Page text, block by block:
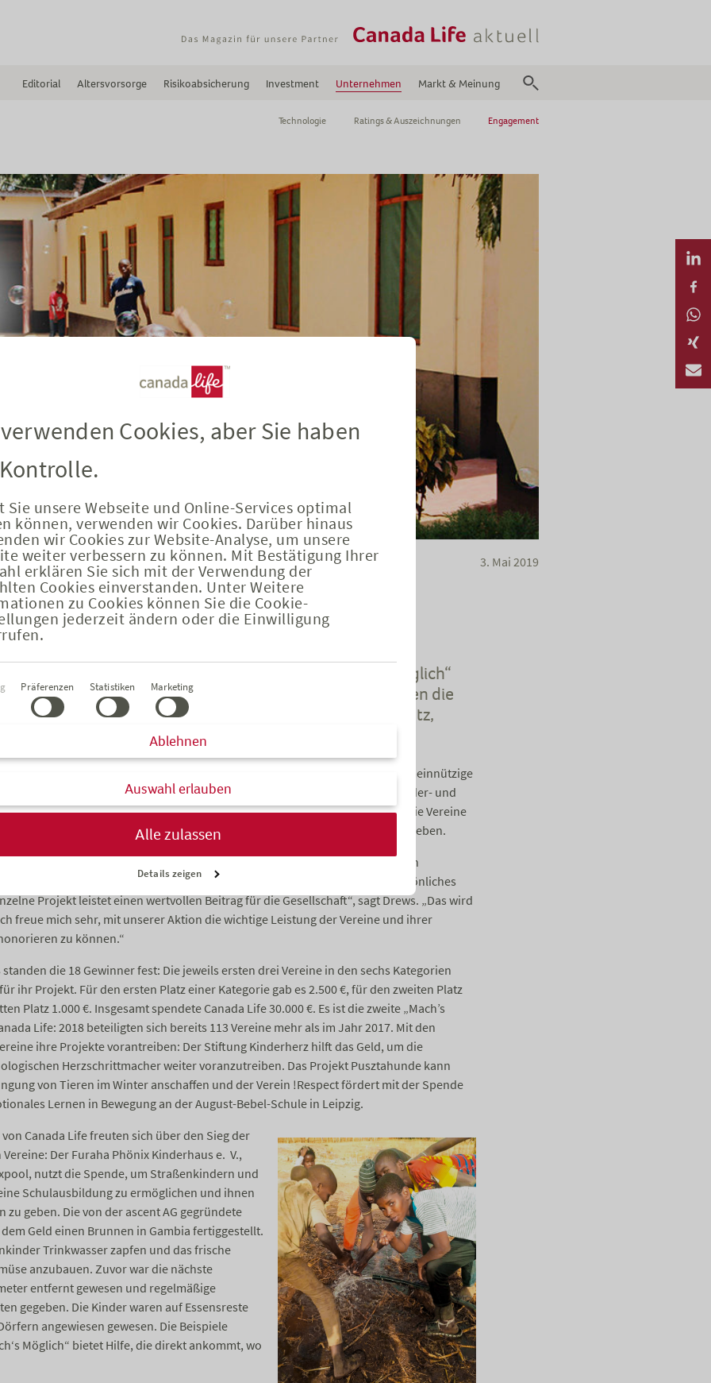
Cookies, aber Sie haben
Sie unsere Webseite und Online-Services optimal
können, verwenden wir Cookies. Darüber hinaus
wir Cookies zur Website-Analyse, um unsere
weiter verbessern zu können. Mit Bestätigung Ihrer
erklären Sie sich mit der Verwendung der
Cookies einverstanden. Unter Weitere
zu Cookies können Sie die Cookie-
jederzeit ändern oder die Einwilligung
Präferenzen Statistiken Marketing
Details zeigen
Alle zulassen
Auswahl erlauben
Ablehnen
Editorial Altersvorsorge Risikoabsicherung Investment Unternehmen Markt & Meinung
Technologie Ratings & Auszeichnungen Engagement
3. Mai 2019
für Hilfsprojekte
Vereine haben 2018 bei der Spendenaktion „Mach’s Möglich“
Sie erhielten insgesamt 30.000 €. Damit können die
aus Bereichen wie Kinder- und Jugendarbeit, Tierschutz,
Engagement im Ausland weiter vorantreiben.
Aktion „Mach’s Möglich“ von Canada Life nahmen 2018 insgesamt 256 gemeinnützige
Gesundheit und Soziales, Sport, Gesellschaft und Bildung, Tierschutz, Kinder- und
Engagement im Ausland teil. Auf einer Onlineplattform stellten sich die Vereine
Zehn Tage lang konnte jeder täglich eine Stimme für sein Herzensprojekt abgeben.
Chef von Canada Life, freute sich über die große Teilnehmerzahl. „Ich bin
der Vereine. Hier steckt ungeheuer viel ehrenamtliche Arbeit und persönliches
Projekt leistet einen wertvollen Beitrag für die Gesellschaft“, sagt Drews. „Das wird
freue mich sehr, mit unserer Aktion die wichtige Leistung der Vereine und ihrer
zu können.“
standen die 18 Gewinner fest: Die jeweils ersten drei Vereine in den sechs Kategorien
ihr Projekt. Für den ersten Platz einer Kategorie gab es 2.500 €, für den zweiten Platz
Platz 1.000 €. Insgesamt spendete Canada Life 30.000 €. Es ist die zweite „Mach’s
Life: 2018 beteiligten sich bereits 113 Vereine mehr als im Jahr 2017. Mit den
ihre Projekte vorantreiben: Der Stiftung Kinderherz hilft das Geld, um die
Herzschrittmacher weiter voranzutreiben. Das Projekt Pusztahunde kann
von Tieren im Winter anschaffen und der Verein !Respect fördert mit der Spende
Lernen in Bewegung an der August-Bebel-Schule in Leipzig.
Canada Life freuten sich über den Sieg der
Der Furaha Phönix Kinderhaus e. V.,
nutzt die Spende, um Straßenkindern und
Schulausbildung zu ermöglichen und ihnen
geben. Die von der ascent AG gegründete
Geld einen Brunnen in Gambia fertiggestellt.
Trinkwasser zapfen und das frische
anzubauen. Zuvor war die nächste
entfernt gewesen und regelmäßige
gegeben. Die Kinder waren auf Essensreste
angewiesen gewesen. Die Beispiele
Möglich“ bietet Hilfe, die direkt ankommt, wo